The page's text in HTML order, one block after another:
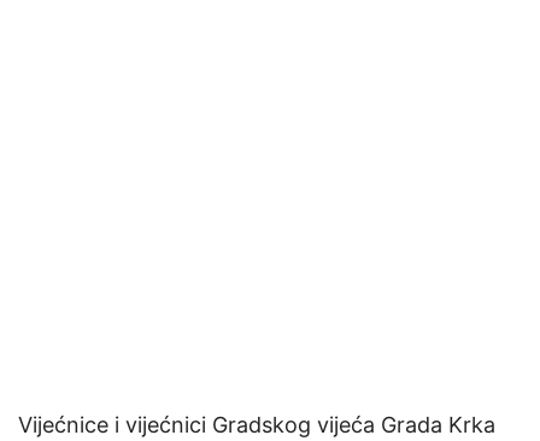
Vijećnice i vijećnici Gradskog vijeća Grada Krka